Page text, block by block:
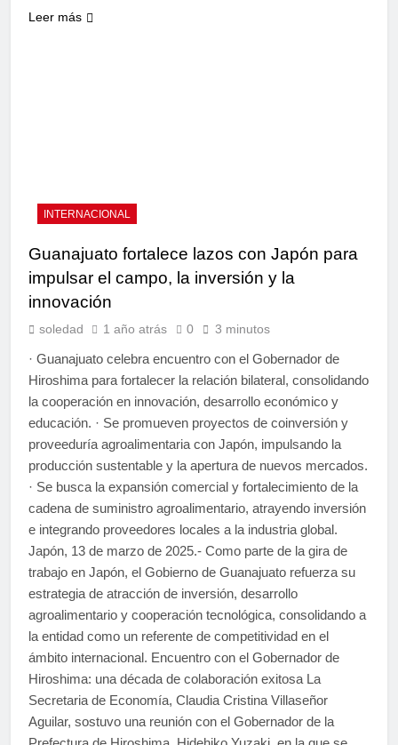
Leer más
INTERNACIONAL
Guanajuato fortalece lazos con Japón para
impulsar el campo, la inversión y la
innovación
soledad 1 año atrás 0 3 minutos
· Guanajuato celebra encuentro con el Gobernador de
Hiroshima para fortalecer la relación bilateral, consolidando
la cooperación en innovación, desarrollo económico y
educación. · Se promueven proyectos de coinversión y
proveeduría agroalimentaria con Japón, impulsando la
producción sustentable y la apertura de nuevos mercados.
· Se busca la expansión comercial y fortalecimiento de la
cadena de suministro agroalimentario, atrayendo inversión
e integrando proveedores locales a la industria global.
Japón, 13 de marzo de 2025.- Como parte de la gira de
trabajo en Japón, el Gobierno de Guanajuato refuerza su
estrategia de atracción de inversión, desarrollo
agroalimentario y cooperación tecnológica, consolidando a
la entidad como un referente de competitividad en el
ámbito internacional. Encuentro con el Gobernador de
Hiroshima: una década de colaboración exitosa La
Secretaria de Economía, Claudia Cristina Villaseñor
Aguilar, sostuvo una reunión con el Gobernador de la